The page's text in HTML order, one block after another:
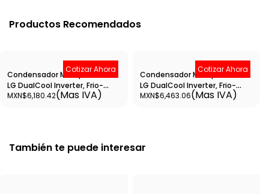
Productos Recomendados
Cotizar Ahora
Condensador Minisplit Smart
LG DualCool Inverter, Frio-
Calor, 1 TON , 220V, 17.5 SEER -
MXN$6,180.42(Mas IVA)
Cotizar Ahora
Condensador Minisplit Smart
LG DualCool Inverter, Frio-
Calor, 1 TON, 110V, 18.5 SEER -
MXN$6,463.06(Mas IVA)
También te puede interesar